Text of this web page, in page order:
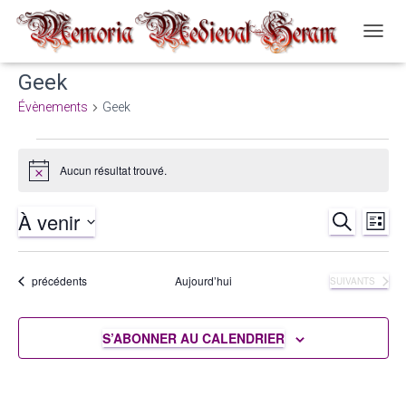
LA
Geek
Évènements Geek
Évènements
Notice Aucun résultat trouvé.
de
LISTE
À venir
date.Évènements
précédents Aujourd’hui ÉVÈNEMENTS
SUIVANTS
S’ABONNER AU CALENDRIER